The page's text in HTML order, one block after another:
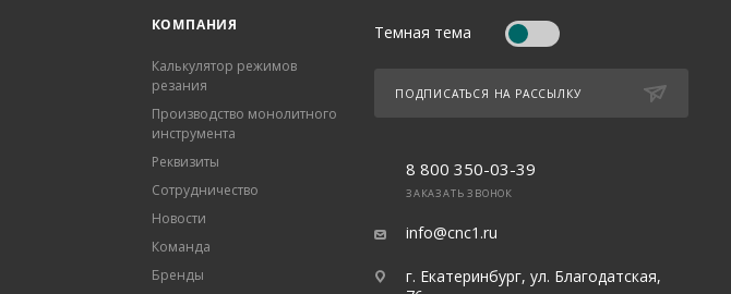
КОМПАНИЯ
Калькулятор режимов
резания
Производство монолитного
инструмента
Реквизиты
Сотрудничество
Новости
Команда
Бренды
Темная тема
ПОДПИСАТЬСЯ НА РАССЫЛКУ
8 800 350-03-39
ЗАКАЗАТЬ ЗВОНОК
info@cnc1.ru
г. Екатеринбург, ул. Благодатская,